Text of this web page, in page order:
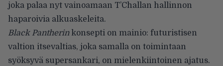
joka palaa nyt vainoamaan T’Challan hallinnon
haparoivia alkuaskeleita.
Black Pantherinkonsepti on mainio: futuristisen
valtion itsevaltias, joka samalla on toimintaan
syöksyvä supersankari, on mielenkiintoinen ajatus.